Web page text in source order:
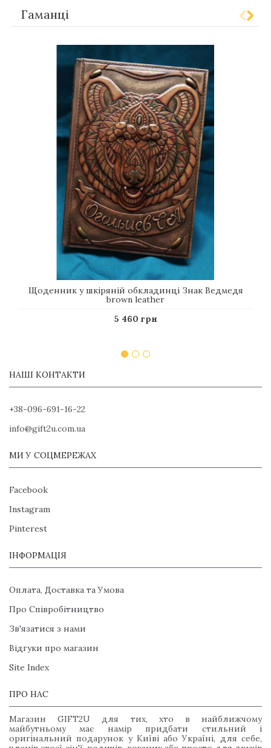
Гаманці
Щоденник у шкіряній обкладинці Знак Ведмедя
brown leather
5 460 грн
НАШІ КОНТАКТИ
+38-096-691-16-22
info@gift2u.com.ua
МИ У СОЦМЕРЕЖАХ
Facebook
Instagram
Pinterest
ІНФОРМАЦІЯ
Оплата, Доставка та Умова
Про Співробітництво
Зв'язатися з нами
Відгуки про магазин
Site Index
ПРО НАС
Магазин GIFT2U для тих, хто в найближчому
майбутньому має намір придбати стильний і
оригінальний подарунок у Київі або Україні, для себе,